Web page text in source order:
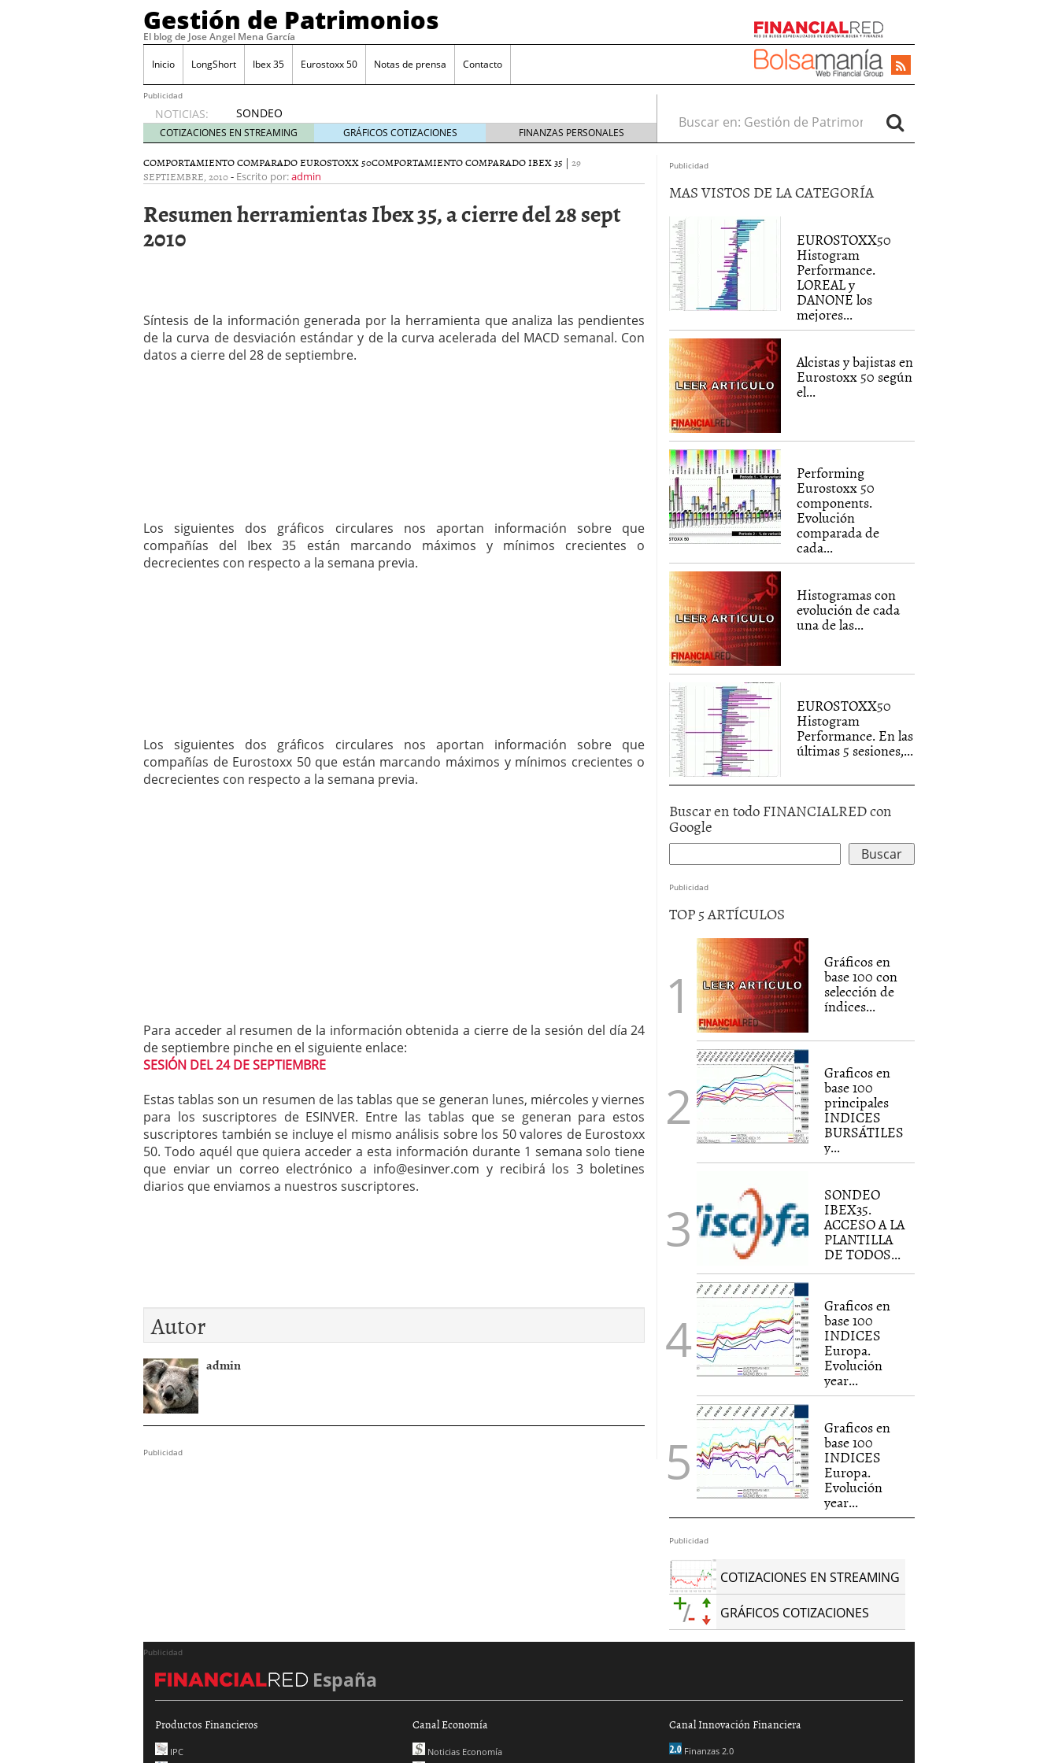
Gestión de Patrimonios
El blog de Jose Angel Mena García
Inicio LongShort Ibex 35 Eurostoxx 50 Notas de prensa Contacto
Publicidad
NOTICIAS:
SONDEO
IBEX35.
ACCESO
A LA
PLANTILLA
TODOS
LOS
Comprar y vender divisas con eToro febrero 24, 2014
SONDEO DIARIO IBEX35. Distancia de los valores de IBEX35 a m?ximos
anuales. Se constata progresivo alejamiento global de m?ximos anuales
mayo 28, 2013
COTIZACIONES EN STREAMING GRÁFICOS COTIZACIONES FINANZAS PERSONALES
Buscar en:
COMPORTAMIENTO COMPARADO EUROSTOXX 50COMPORTAMIENTO COMPARADO IBEX 35 | 29
SEPTIEMBRE, 2010- Escrito por:admin
Resumen herramientas Ibex 35, a cierre del 28 sept
2010
Síntesis de la información generada por la herramienta que analiza las pendientes
de la curva de desviación estándar y de la curva acelerada del MACD semanal. Con
datos a cierre del 28 de septiembre.
Los siguientes dos gráficos circulares nos aportan información sobre que
compañías del Ibex 35 están marcando máximos y mínimos crecientes o
decrecientes con respecto a la semana previa.
Los siguientes dos gráficos circulares nos aportan información sobre que
compañías de Eurostoxx 50 que están marcando máximos y mínimos crecientes o
decrecientes con respecto a la semana previa.
Para acceder al resumen de la información obtenida a cierre de la sesión del día 24
de septiembre pinche en el siguiente enlace:
SESIÓN DEL 24 DE SEPTIEMBRE
Estas tablas son un resumen de las tablas que se generan lunes, miércoles y viernes
para los suscriptores de ESINVER. Entre las tablas que se generan para estos
suscriptores también se incluye el mismo análisis sobre los 50 valores de Eurostoxx
50. Todo aquél que quiera acceder a esta información durante 1 semana solo tiene
que enviar un correo electrónico a info@esinver.com y recibirá los 3 boletines
diarios que enviamos a nuestros suscriptores.
Autor
admin
Publicidad
Publicidad
MAS VISTOS DE LA CATEGORÍA
EUROSTOXX50
Histogram
Performance.
LOREAL y
DANONE los
mejores...
Alcistas y bajistas en
Eurostoxx 50 según
el...
Performing
Eurostoxx 50
components.
Evolución
comparada de
cada...
Histogramas con
evolución de cada
una de las...
EUROSTOXX50
Histogram
Performance. En las
últimas 5 sesiones,...
Buscar en todo FINANCIALRED con
Google
Publicidad
TOP 5 ARTÍCULOS
Gráficos en
base 100 con
selección de
índices...
Graficos en
base 100
principales
INDICES
BURSÁTILES
y...
SONDEO
IBEX35.
ACCESO A LA
PLANTILLA
DE TODOS...
Graficos en
base 100
INDICES
Europa.
Evolución
year...
Graficos en
base 100
INDICES
Europa.
Evolución
year...
Publicidad
COTIZACIONES EN STREAMING
GRÁFICOS COTIZACIONES
Publicidad
España
Productos Financieros
IPC
Canal Economía
Noticias Economía
Canal Innovación Financiera
Finanzas 2.0